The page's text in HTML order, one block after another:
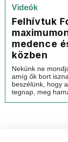
Videók
Felhívtuk
medence
közben
Nekünk ne
amíg ők bort
beszélünk, hogy
tegnap, meg